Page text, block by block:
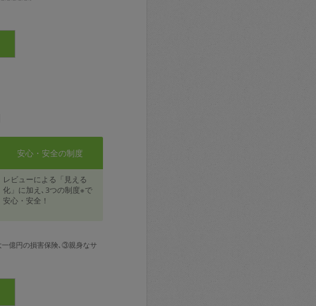
安心・安全の制度
レビューによる「見える
化」に加え､3つの制度※で
安心・安全！
億円の損害保険､③親身なサ